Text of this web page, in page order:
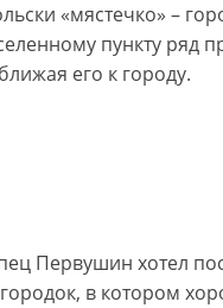
«мястечко» –
пункту ряд
его к городу.
Первушин хотел
в котором